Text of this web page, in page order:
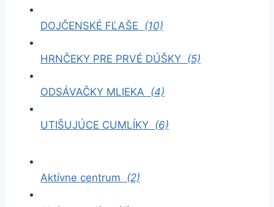
DOJČENSKÉ FĽAŠE (10)
HRNČEKY PRE PRVÉ DÚŠKY (5)
ODSÁVAČKY MLIEKA (4)
UTIŠUJÚCE CUMLÍKY (6)
Aktívne centrum (2)